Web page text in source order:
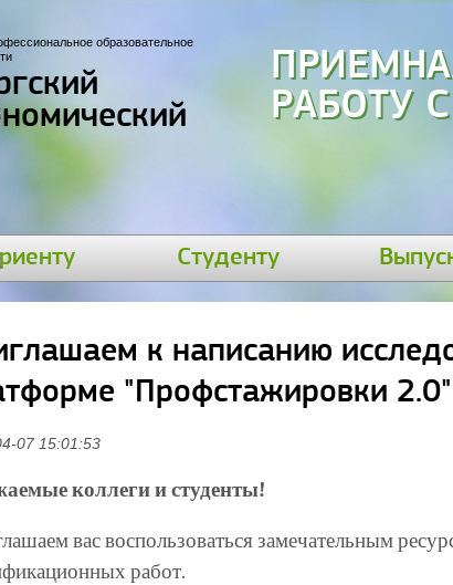
образовательное
РАБОТУ
Студенту
к написанию
"Профстажировки 2.0"
07 15:01:53
коллеги и студенты!
вас воспользоваться замечательным
работ.